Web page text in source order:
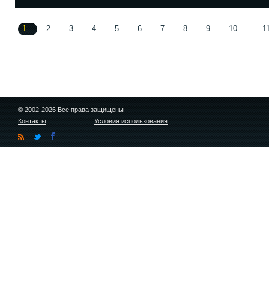
1 2 3 4 5 6 7 8 9 10
© 2002-2026 Все права защищены
Контакты
Условия использования